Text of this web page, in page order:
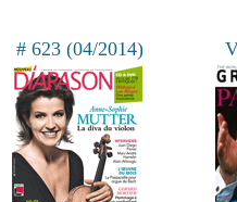
# 623 (04/2014)